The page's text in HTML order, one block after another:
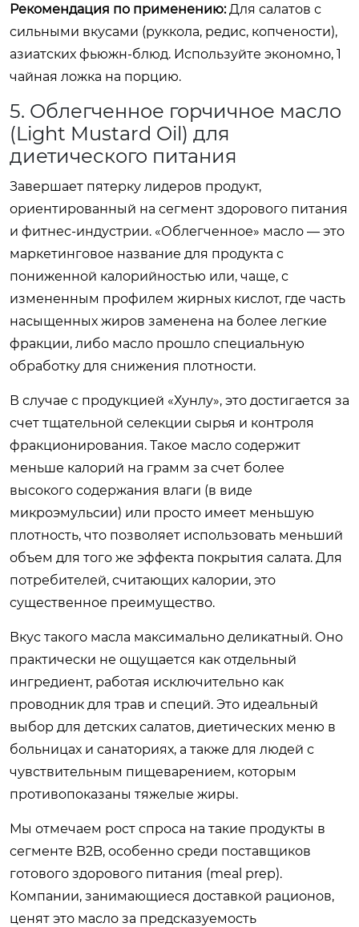
Рекомендация по применению:Для салатов с
сильными вкусами (руккола, редис, копчености),
азиатских фьюжн-блюд. Используйте экономно, 1
чайная ложка на порцию.
5. Облегченное горчичное масло
(Light Mustard Oil) для
диетического питания
Завершает пятерку лидеров продукт,
ориентированный на сегмент здорового питания
и фитнес-индустрии. «Облегченное» масло — это
маркетинговое название для продукта с
пониженной калорийностью или, чаще, с
измененным профилем жирных кислот, где часть
насыщенных жиров заменена на более легкие
фракции, либо масло прошло специальную
обработку для снижения плотности.
В случае с продукцией «Хунлу», это достигается за
счет тщательной селекции сырья и контроля
фракционирования. Такое масло содержит
меньше калорий на грамм за счет более
высокого содержания влаги (в виде
микроэмульсии) или просто имеет меньшую
плотность, что позволяет использовать меньший
объем для того же эффекта покрытия салата. Для
потребителей, считающих калории, это
существенное преимущество.
Вкус такого масла максимально деликатный. Оно
практически не ощущается как отдельный
ингредиент, работая исключительно как
проводник для трав и специй. Это идеальный
выбор для детских салатов, диетических меню в
больницах и санаториях, а также для людей с
чувствительным пищеварением, которым
противопоказаны тяжелые жиры.
Мы отмечаем рост спроса на такие продукты в
сегменте B2B, особенно среди поставщиков
готового здорового питания (meal prep).
Компании, занимающиеся доставкой рационов,
ценят это масло за предсказуемость